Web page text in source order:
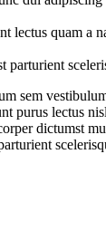
lectus quam a
parturient
sem
purus lectus
dictumst